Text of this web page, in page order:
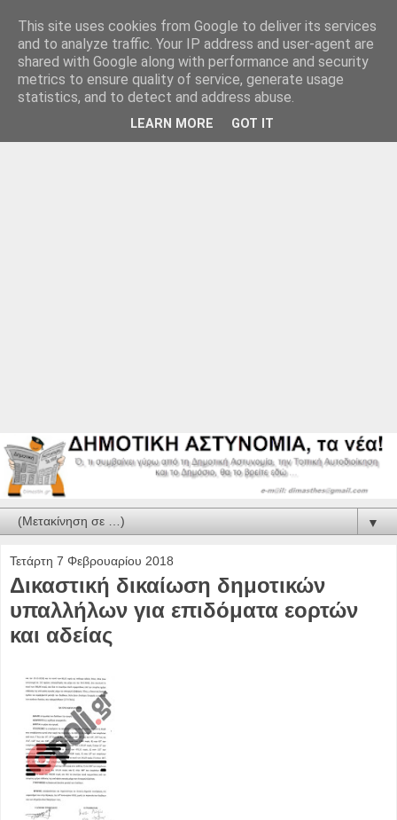
▼
Τετάρτη 7 Φεβρουαρίου 2018
Δικαστική δικαίωση δημοτικών
υπαλλήλων για επιδόματα εορτών
και αδείας
This site uses cookies from Google to deliver its services
and to analyze traffic. Your IP address and user-agent are
shared with Google along with performance and security
metrics to ensure quality of service, generate usage
statistics, and to detect and address abuse.
LEARN MORE GOT IT